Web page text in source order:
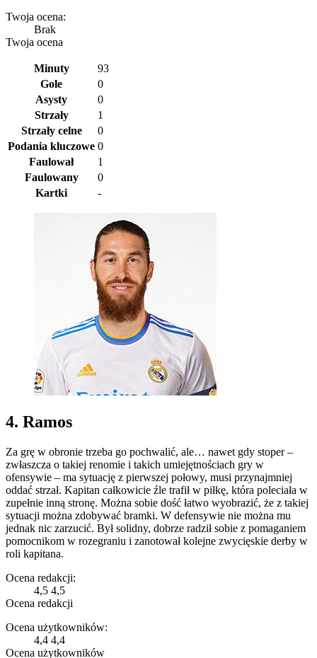
Twoja ocena:
Brak
Twoja ocena
Minuty
93
Gole
0
Asysty
0
Strzały
1
Strzały celne
0
Podania kluczowe 0
Faulował
1
Faulowany
0
Kartki
-
4. Ramos
Za grę w obronie trzeba go pochwalić, ale… nawet gdy stoper –
zwłaszcza o takiej renomie i takich umiejętnościach gry w
ofensywie – ma sytuację z pierwszej połowy, musi przynajmniej
oddać strzał. Kapitan całkowicie źle trafił w piłkę, która poleciała w
zupełnie inną stronę. Można sobie dość łatwo wyobrazić, że z takiej
sytuacji można zdobywać bramki. W defensywie nie można mu
jednak nic zarzucić. Był solidny, dobrze radził sobie z pomaganiem
pomocnikom w rozegraniu i zanotował kolejne zwycięskie derby w
roli kapitana.
Ocena redakcji:
4,5 4,5
Ocena redakcji
Ocena użytkowników:
4,4 4,4
Ocena użytkowników